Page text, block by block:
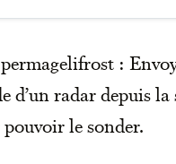
:
d’un radar depuis
le sonder.